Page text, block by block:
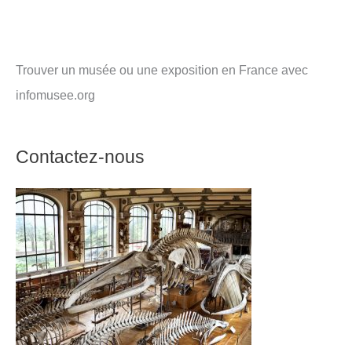
Trouver un musée ou une exposition en France avec
infomusee.org
Contactez-nous